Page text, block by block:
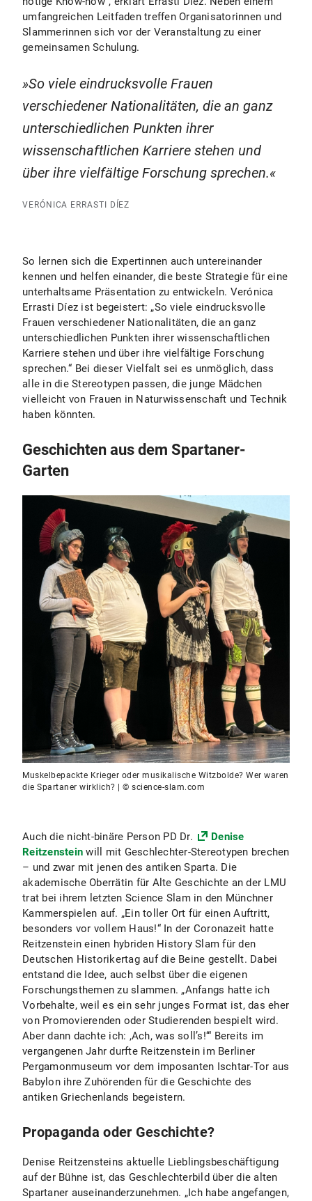
umfangreichen Leitfaden treffen Organisatorinnen und
Slammerinnen sich vor der Veranstaltung zu einer
gemeinsamen Schulung.
So viele eindrucksvolle Frauen
verschiedener Nationalitäten, die an ganz
unterschiedlichen Punkten ihrer
wissenschaftlichen Karriere stehen und
über ihre vielfältige Forschung sprechen.
VERÓNICA ERRASTI DÍEZ
So lernen sich die Expertinnen auch untereinander
kennen und helfen einander, die beste Strategie für eine
unterhaltsame Präsentation zu entwickeln. Verónica
Errasti Díez ist begeistert: „So viele eindrucksvolle
Frauen verschiedener Nationalitäten, die an ganz
unterschiedlichen Punkten ihrer wissenschaftlichen
Karriere stehen und über ihre vielfältige Forschung
sprechen.“ Bei dieser Vielfalt sei es unmöglich, dass
alle in die Stereotypen passen, die junge Mädchen
vielleicht von Frauen in Naturwissenschaft und Technik
haben könnten.
Geschichten aus dem Spartaner-
Garten
Muskelbepackte Krieger oder musikalische Witzbolde? Wer waren
die Spartaner wirklich? | © science-slam.com
Auch die nicht-binäre Person PD Dr.
Denise
Reitzenstein will mit Geschlechter-Stereotypen brechen
– und zwar mit jenen des antiken Sparta. Die
akademische Oberrätin für Alte Geschichte an der LMU
trat bei ihrem letzten Science Slam in den Münchner
Kammerspielen auf. „Ein toller Ort für einen Auftritt,
besonders vor vollem Haus!“ In der Coronazeit hatte
Reitzenstein einen hybriden History Slam für den
Deutschen Historikertag auf die Beine gestellt. Dabei
entstand die Idee, auch selbst über die eigenen
Forschungsthemen zu slammen. „Anfangs hatte ich
Vorbehalte, weil es ein sehr junges Format ist, das eher
von Promovierenden oder Studierenden bespielt wird.
Aber dann dachte ich: ,Ach, was soll’s!‘“ Bereits im
vergangenen Jahr durfte Reitzenstein im Berliner
Pergamonmuseum vor dem imposanten Ischtar-Tor aus
Babylon ihre Zuhörenden für die Geschichte des
antiken Griechenlands begeistern.
Propaganda oder Geschichte?
Denise Reitzensteins aktuelle Lieblingsbeschäftigung
auf der Bühne ist, das Geschlechterbild über die alten
Spartaner auseinanderzunehmen. „Ich habe angefangen,